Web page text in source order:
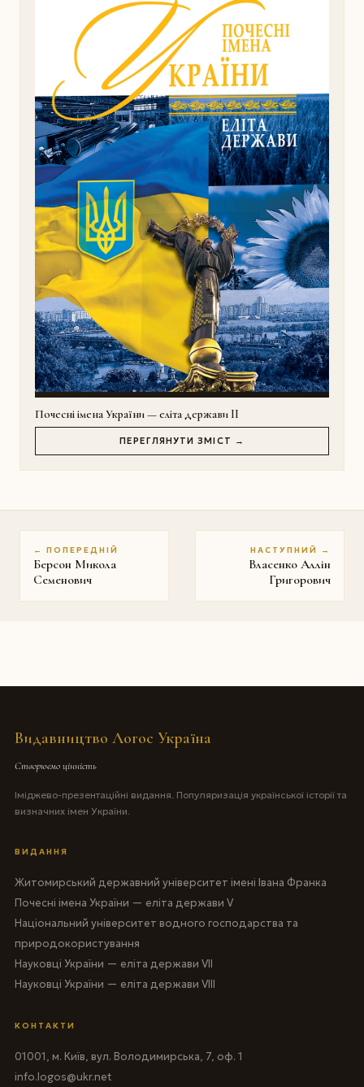
Почесні імена України — еліта держави II
ПЕРЕГЛЯНУТИ ЗМІСТ →
← ПОПЕРЕДНІЙ
Берсон Микола
Семенович
НАСТУПНИЙ →
Власенко Аллін
Григорович
Видавництво Логос Україна
Створюємо цінність
Іміджево-презентаційні видання. Популяризація української історії та
визначних імен України.
ВИДАННЯ
Житомирський державний університет імені Івана Франка
Почесні імена України — еліта держави V
Національний університет водного господарства та
природокористування
Науковці України — еліта держави VII
Науковці України — еліта держави VIII
КОНТАКТИ
01001, м. Київ, вул. Володимирська, 7, оф. 1
info.logos@ukr.net